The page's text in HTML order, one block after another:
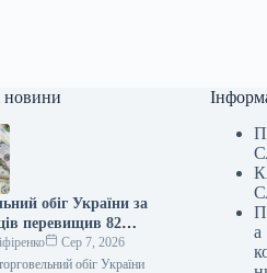
новини
обіг України за
перевищив 82
доларівСер 7, 2026
обіг України
а